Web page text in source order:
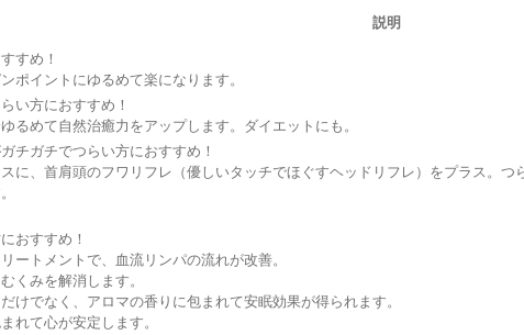
説明
すめ！
ポイントにゆるめて楽になります。
い方におすすめ！
るめて自然治癒力をアップします。ダイエットにも。
チガチでつらい方におすすめ！
に、首肩頭のフワリフレ（優しいタッチでほぐすヘッドリフレ）をプラス。
おすすめ！
ートメントで、血流リンパの流れが改善。
くみを解消します。
けでなく、アロマの香りに包まれて安眠効果が得られます。
れて心が安定します。